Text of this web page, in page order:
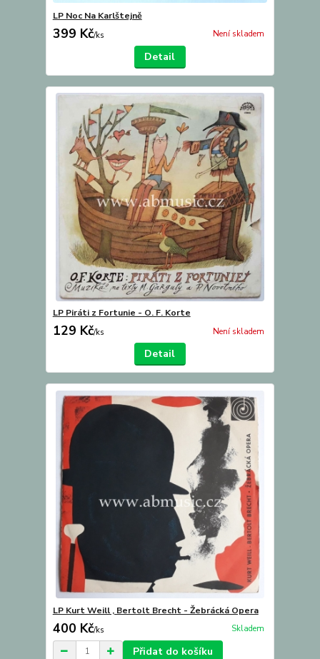
LP Noc Na Karlštejně
399 Kč/ks Není skladem
Detail
LP Piráti z Fortunie - O. F. Korte
129 Kč/ks Není skladem
Detail
LP Kurt Weill , Bertolt Brecht - Žebrácká Opera
400 Kč/ks Skladem
Přidat do košíku